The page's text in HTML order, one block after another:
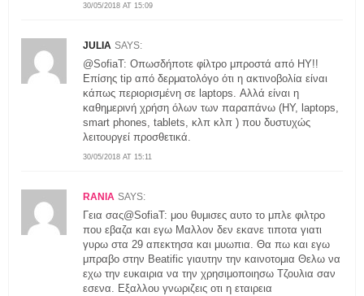
30/05/2018 AT 15:09
JULIA SAYS:
30/05/2018 AT 15:11
@SofiaT: Οπωσδήποτε φίλτρο μπροστά από ΗΥ!!
Επίσης tip από δερματολόγο ότι η ακτινοβολία είναι
κάπως περιορισμένη σε laptops. Αλλά είναι η
καθημερινή χρήση όλων των παραπάνω (ΗΥ, laptops,
smart phones, tablets, κλπ κλπ ) που δυστυχώς
λειτουργεί προσθετικά.
RANIA SAYS:
Γεια σας@SofiaT: μου θυμισες αυτο το μπλε φιλτρο
που εβαζα και εγω Μαλλον δεν εκανε τιποτα γιατι
γυρω στα 29 απεκτησα και μυωπια. Θα πω και εγω
μπραβο στην Beatific γιαυτην την καινοτομια Θελω να
εχω την ευκαιρια να την χρησιμοποιησω Τζουλια σαν
εσενα. Εξαλλου γνωριζεις οτι η εταιρεια